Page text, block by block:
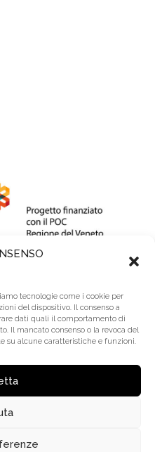
tecnologie come i cookie per
del dispositivo. Il consenso a
dati quali il comportamento di
Il mancato consenso o la revoca del
su alcune caratteristiche e funzioni.
| Riserve: 2.200.000 €
Larin